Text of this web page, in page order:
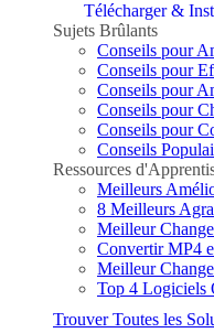
Télécharger &
Sujets Brûlants
Conseils pour
Conseils pour
Conseils pour
Conseils pour
Conseils pour
Conseils
Ressources
Meilleurs
8 Meilleurs
Meilleur
Convertir MP4
Meilleur
Top 4 Logiciels
Trouver Toutes les